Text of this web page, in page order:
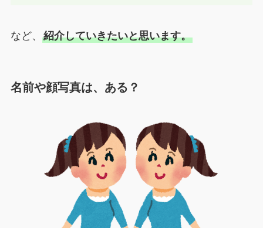
など、 紹介していきたいと思います。
名前や顔写真は、ある？